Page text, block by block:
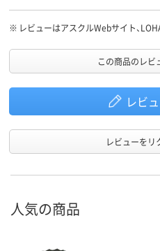
※ レビューはアスクルWebサイト、
この商品のレビ
レビ
レビューをリ
人気の商品